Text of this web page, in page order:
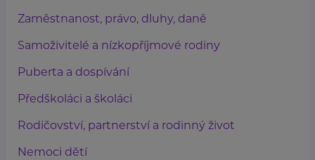
Zaměstnanost, právo, dluhy, daně
Samoživitelé a nízkopříjmové rodiny
Puberta a dospívání
Předškoláci a školáci
Rodičovství, partnerství a rodinný život
Nemoci dětí